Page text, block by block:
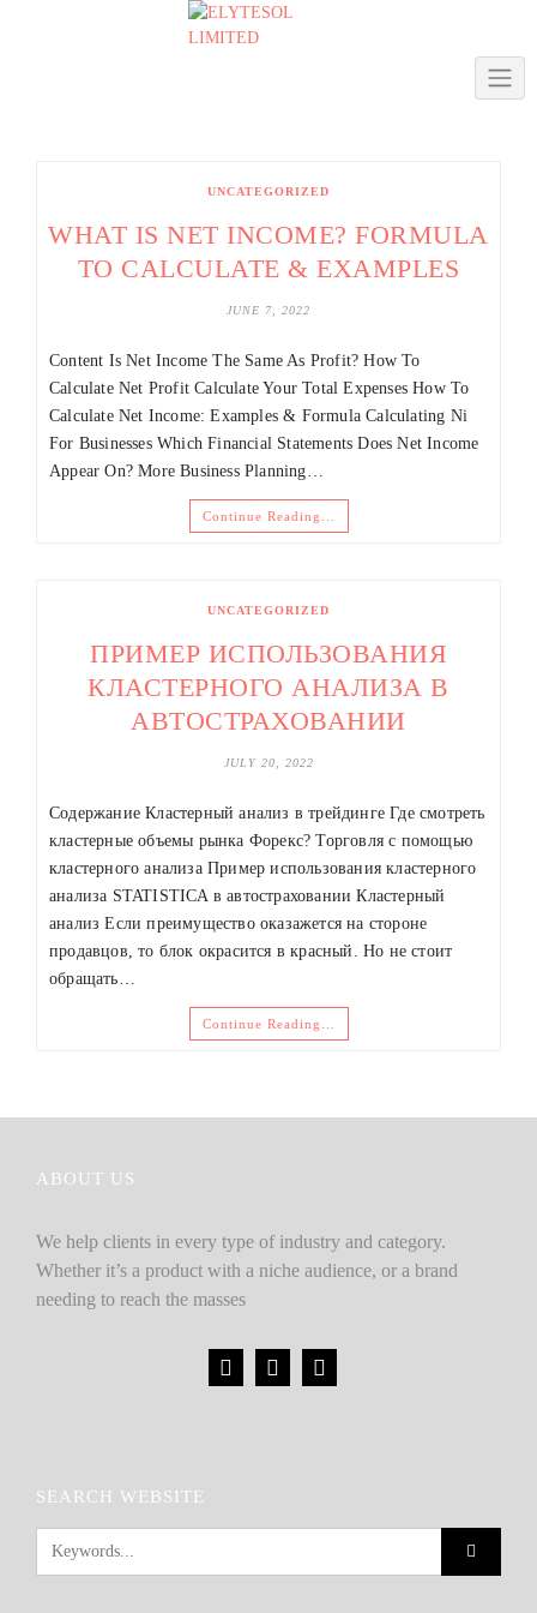
UNCATEGORIZED
WHAT IS NET INCOME? FORMULA
TO CALCULATE & EXAMPLES
JUNE 7, 2022
Content Is Net Income The Same As Profit? How To
Calculate Net Profit Calculate Your Total Expenses How To
Calculate Net Income: Examples & Formula Calculating Ni
For Businesses Which Financial Statements Does Net Income
Appear On? More Business Planning…
Continue Reading…
UNCATEGORIZED
ПРИМЕР ИСПОЛЬЗОВАНИЯ
КЛАСТЕРНОГО АНАЛИЗА В
АВТОСТРАХОВАНИИ
JULY 20, 2022
Cодержание Кластерный анализ в трейдинге Где смотреть
кластерные объемы рынка Форекс? Торговля с помощью
кластерного анализа Пример использования кластерного
анализа STATISTICA в автостраховании Кластерный
анализ Если преимущество оказажется на стороне
продавцов, то блок окрасится в красный. Но не стоит
обращать…
Continue Reading…
ABOUT US
We help clients in every type of industry and category.
Whether it’s a product with a niche audience, or a brand
needing to reach the masses
SEARCH WEBSITE